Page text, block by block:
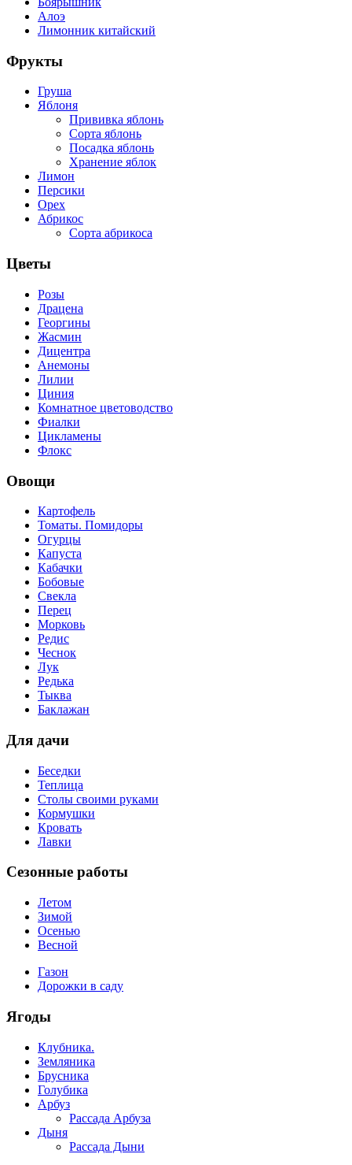
Алоэ
Лимонник китайский
Фрукты
Груша
Яблоня
Прививка яблонь
Сорта яблонь
Посадка яблонь
Хранение яблок
Лимон
Персики
Орех
Абрикос
Сорта абрикоса
Цветы
Розы
Драцена
Георгины
Жасмин
Дицентра
Анемоны
Лилии
Циния
Комнатное цветоводство
Фиалки
Цикламены
Флокс
Овощи
Картофель
Томаты. Помидоры
Огурцы
Капуста
Кабачки
Бобовые
Свекла
Перец
Морковь
Редис
Чеснок
Лук
Редька
Тыква
Баклажан
Для дачи
Беседки
Теплица
Столы своими руками
Кормушки
Кровать
Лавки
Сезонные работы
Летом
Зимой
Осенью
Весной
Газон
Дорожки в саду
Ягоды
Клубника.
Земляника
Брусника
Голубика
Арбуз
Рассада Арбуза
Дыня
Рассада Дыни